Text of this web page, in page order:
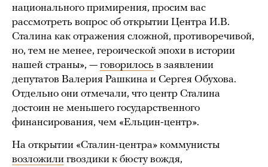
национального примирения, просим вас
рассмотреть вопрос об открытии Центра И.В.
Сталина как отражения сложной, противоречивой,
но, тем не менее, героической эпохи в истории
нашей страны», — говорилось в заявлении
депутатов Валерия Рашкина и Сергея Обухова.
Отдельно они отмечали, что центр Сталина
достоин не меньшего государственного
финансирования, чем «Ельцин-центр».
На открытии «Сталин-центра» коммунисты
возложили гвоздики к бюсту вождя,